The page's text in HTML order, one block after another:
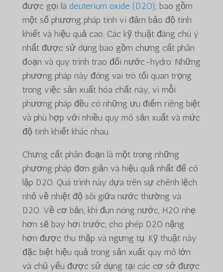
được gọi là deuterium oxide (D2O), bao gồm
một số phương pháp tinh vi đảm bảo độ tinh
khiết và hiệu quả cao. Các kỹ thuật đáng chú ý
nhất được sử dụng bao gồm chưng cất phân
đoạn và quy trình trao đổi nước-hydro. Những
phương pháp này đóng vai trò tối quan trọng
trong việc sản xuất hóa chất này, vì mỗi
phương pháp đều có những ưu điểm riêng biệt
và phù hợp với nhiều quy mô sản xuất và mức
độ tinh khiết khác nhau.
Chưng cất phân đoạn là một trong những
phương pháp đơn giản và hiệu quả nhất để cô
lập D2O. Quá trình này dựa trên sự chênh lệch
nhỏ về nhiệt độ sôi giữa nước thường và
D2O. Về cơ bản, khi đun nóng nước, H2O nhẹ
hơn sẽ bay hơi trước, cho phép D2O nặng
hơn được thu thập và ngưng tụ. Kỹ thuật này
đặc biệt hiệu quả trong sản xuất quy mô lớn
và chủ yếu được sử dụng tại các cơ sở được